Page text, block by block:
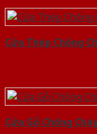
Cửa Thép Chống
Cửa Gỗ Chống